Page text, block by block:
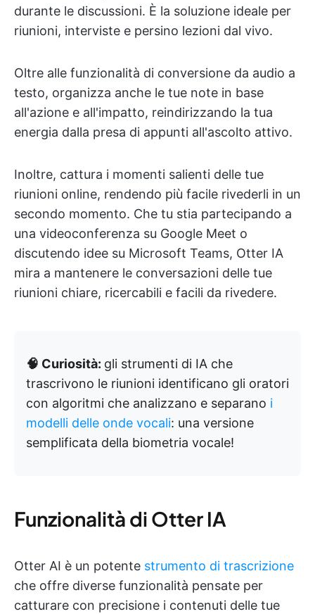
durante le discussioni. È la soluzione ideale per
riunioni, interviste e persino lezioni dal vivo.
Oltre alle funzionalità di conversione da audio a
testo, organizza anche le tue note in base
all'azione e all'impatto, reindirizzando la tua
energia dalla presa di appunti all'ascolto attivo.
Inoltre, cattura i momenti salienti delle tue
riunioni online, rendendo più facile rivederli in un
secondo momento. Che tu stia partecipando a
una videoconferenza su Google Meet o
discutendo idee su Microsoft Teams, Otter IA
mira a mantenere le conversazioni delle tue
riunioni chiare, ricercabili e facili da rivedere.
🧠 Curiosità: gli strumenti di IA che
trascrivono le riunioni identificano gli oratori
con algoritmi che analizzano e separano i
modelli delle onde vocali: una versione
semplificata della biometria vocale!
Funzionalità di Otter IA
Otter AI è un potente strumento di trascrizione
che offre diverse funzionalità pensate per
catturare con precisione i contenuti delle tue